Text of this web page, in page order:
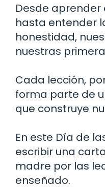
Desde
hasta entender
honestidad,
nuestras
Cada lección,
forma parte de
que construye
En este Día de
escribir una
madre por las
enseñado.